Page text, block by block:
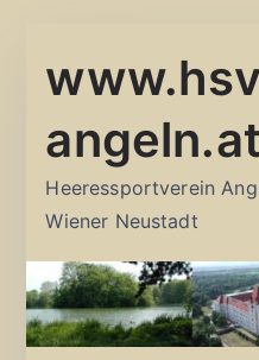
Inhalt
angeln.at
Heeressportverein
Wiener Neustadt